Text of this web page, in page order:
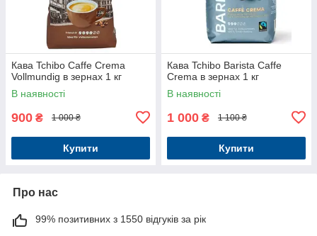
Кава Tchibo Caffe Crema
Vollmundig в зернах 1 кг
В наявності
900 ₴ 1 000 ₴
Купити
Кава Tchibo Barista Caffe
Crema в зернах 1 кг
В наявності
1 000 ₴ 1 100 ₴
Купити
Про нас
99% позитивних з 1550 відгуків за рік